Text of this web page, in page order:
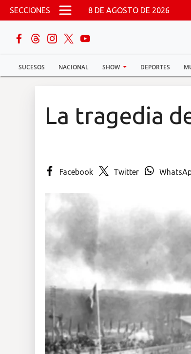
Pasar al contenido principal
SECCIONES 8 DE AGOSTO DE 2026
SUCESOS NACIONAL SHOW DEPORTES
buscar
Sucesos
La tragedia
Facebook Twitter